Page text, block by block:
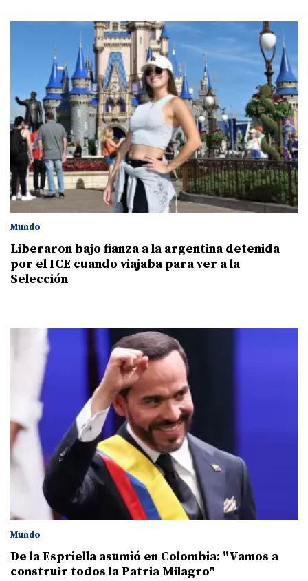
Mundo
Liberaron bajo fianza a la argentina detenida
por el ICE cuando viajaba para ver a la
Selección
Mundo
De la Espriella asumió en Colombia: "Vamos a
construir todos la Patria Milagro"